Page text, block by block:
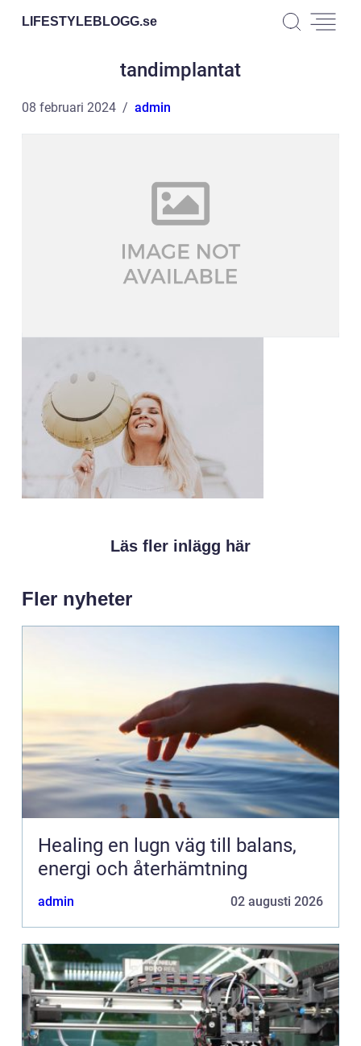
LIFESTYLEBLOGG.se
tandimplantat
08 februari 2024 admin
Läs fler inlägg här
Fler nyheter
Healing en lugn väg till balans,
energi och återhämtning
admin 02 augusti 2026